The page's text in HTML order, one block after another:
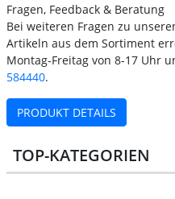
Fragen, Feedback & Beratung
Bei weiteren Fragen zu
Artikeln aus dem Sortiment
Montag-Freitag von 8-17 Uhr
584440.
PRODUKT DETAILS
TOP-KATEGORIEN